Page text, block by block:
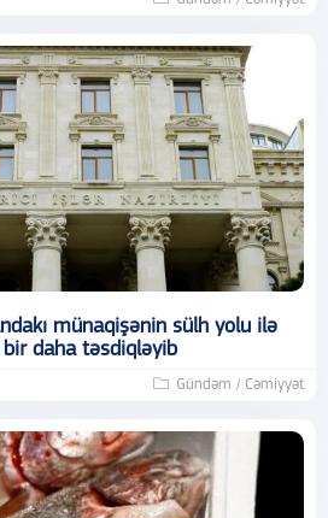
münaqişənin sülh yolu ilə
daha təsdiqləyib
Gündəm / Cəmiyyət